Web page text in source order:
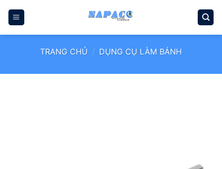
qua
TRANG CHỦ / DỤNG CỤ LÀM BÁNH